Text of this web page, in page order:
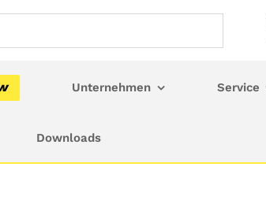
Unternehmen Service
Downloads